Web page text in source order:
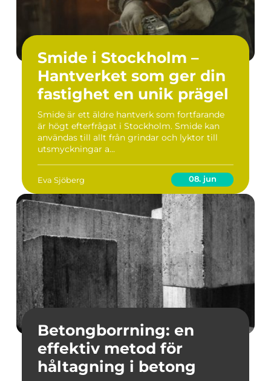
Smide i Stockholm –
Hantverket som ger din
fastighet en unik prägel
Smide är ett äldre hantverk som fortfarande
är högt efterfrågat i Stockholm. Smide kan
användas till allt från grindar och lyktor till
utsmyckningar a...
Eva Sjöberg 08. jun
Betongborrning: en
effektiv metod för
håltagning i betong